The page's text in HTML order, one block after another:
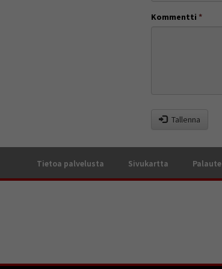
Kommentti *
Tallenna
Tietoa palvelusta Sivukartta Palaute